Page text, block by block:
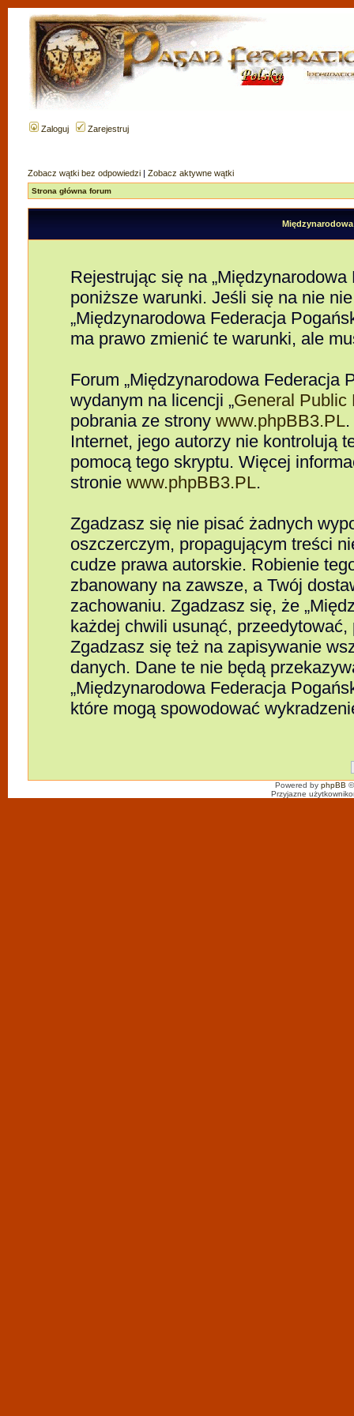
Zaloguj Zarejestruj
Zobacz wątki bez odpowiedzi | Zobacz aktywne wątki
Strona główna forum
Rejestrując się na
poniższe warunki. Jeśli się na nie
„Międzynarodowa Federacja
ma prawo zmienić te warunki, ale
Forum „Międzynarodowa Federacja
wydanym na licencji „General Public
pobrania ze strony www.phpBB3.PL
Internet, jego autorzy nie kontrolują
pomocą tego skryptu. Więcej
stronie www.phpBB3.PL.
Zgadzasz się nie pisać żadnych
oszczerczym, propagującym treści
cudze prawa autorskie. Robienie
zbanowany na zawsze, a Twój
zachowaniu. Zgadzasz się, że
każdej chwili usunąć,
Zgadzasz się też na zapisywanie
danych. Dane te nie będą
„Międzynarodowa Federacja
które mogą spowodować
Powered by phpBB
Przyjazne